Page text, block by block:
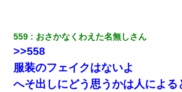
559 おさかなくわえた名無しさん
>>558
服装のフェイクはないよ
へそ出しにどう思うかは人による